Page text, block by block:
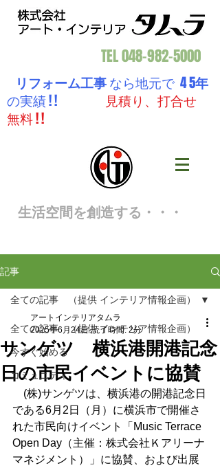
TEL048-982-5000
リフォーム工事なら地元で 4 5年
の実績 ! !
見積り、打合せ
無料 ! !
生活空間を創造する・・・
記事
全ての記事 （提供 インテリア情報企画）
今すぐ始める
コミュニティ
全ての記事 （提供 インテリア情報企画）
サンゲツ 横浜港開港記念
日の市民イベントに協賛
アートインテリアタムラ
2025年6月24日 読了時間: 2分
(株)サンゲツは、横浜港の開港記念日
である6月2日（月）に横浜市で開催さ
れた市民向けイベント「Music Terrace
Open Day（主催：株式会社Ｋアリーナ
マネジメント）」に協賛、および出展